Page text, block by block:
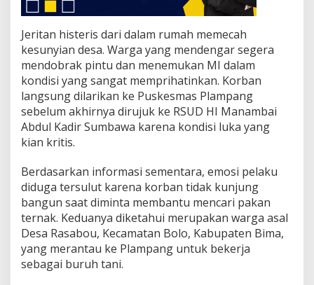
Jeritan histeris dari dalam rumah memecah
kesunyian desa. Warga yang mendengar segera
mendobrak pintu dan menemukan MI dalam
kondisi yang sangat memprihatinkan. Korban
langsung dilarikan ke Puskesmas Plampang
sebelum akhirnya dirujuk ke RSUD HI Manambai
Abdul Kadir Sumbawa karena kondisi luka yang
kian kritis.
Berdasarkan informasi sementara, emosi pelaku
diduga tersulut karena korban tidak kunjung
bangun saat diminta membantu mencari pakan
ternak. Keduanya diketahui merupakan warga asal
Desa Rasabou, Kecamatan Bolo, Kabupaten Bima,
yang merantau ke Plampang untuk bekerja
sebagai buruh tani.